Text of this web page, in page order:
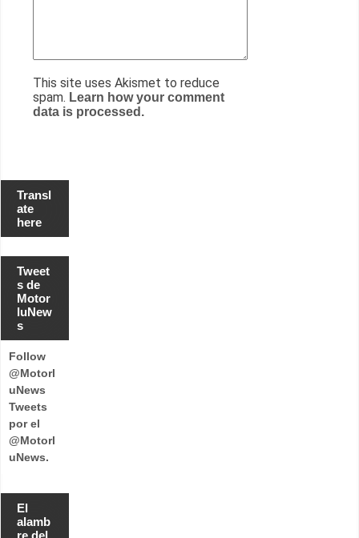
This site uses Akismet to reduce
spam. Learn how your comment
data is processed.
Transl
ate
here
Tweet
s de
Motor
luNew
s
Follow
@Motorl
uNews
Tweets
por el
@Motorl
uNews.
El
alamb
re del